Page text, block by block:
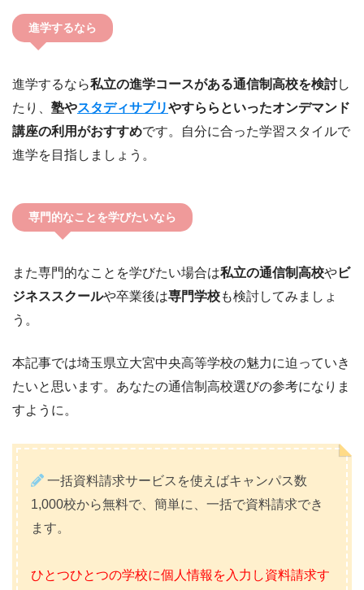
進学するなら
進学するなら私立の進学コースがある通信制高校を検討し
たり、 塾やスタディサプリやすららといったオンデマンド
講座の利用がおすすめです。自分に合った学習スタイルで
進学を目指しましょう。
専門的なことを学びたいなら
また専門的なことを学びたい場合は私立の通信制高校やビ
ジネススクールや卒業後は専門学校も検討してみましょ
う。
本記事では埼玉県立大宮中央高等学校の魅力に迫っていき
たいと思います。あなたの通信制高校選びの参考になりま
すように。
一括資料請求サービスを使えばキャンパス数
1,000校から無料で、簡単に、一括で資料請求でき
ます。
ひとつひとつの学校に個人情報を入力し資料請求す